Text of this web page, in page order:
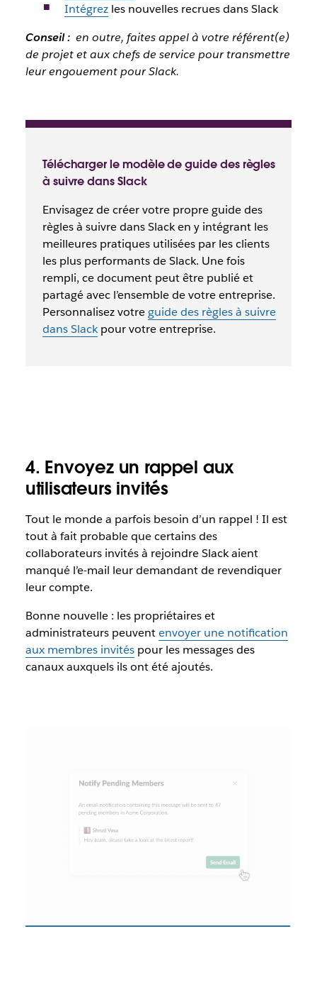
Intégrezles nouvelles recrues dans Slack
Conseil : en outre, faites appel à votre référent(e)
de projet et aux chefs de service pour transmettre
leur engouement pour Slack.
Télécharger le modèle de guide des règles
à suivre dans Slack
Envisagez de créer votre propre guide des
règles à suivre dans Slack en y intégrant les
meilleures pratiques utilisées par les clients
les plus performants de Slack. Une fois
rempli, ce document peut être publié et
partagé avec l’ensemble de votre entreprise.
Personnalisez votreguide des règles à suivre
dans Slackpour votre entreprise.
4. Envoyez un rappel aux
utilisateurs invités
Tout le monde a parfois besoin d’un rappel ! Il est
tout à fait probable que certains des
collaborateurs invités à rejoindre Slack aient
manqué l’e-mail leur demandant de revendiquer
leur compte.
Bonne nouvelle : les propriétaires et
administrateurs peuventenvoyer une notification
aux membres invitéspour les messages des
canaux auxquels ils ont été ajoutés.